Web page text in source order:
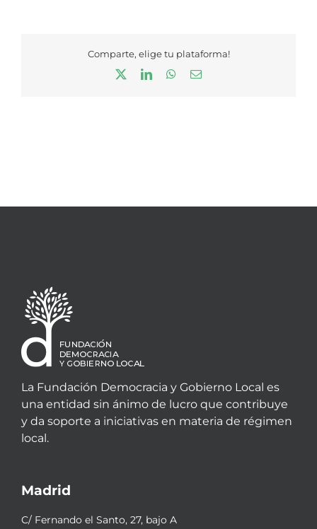
Comparte, elige tu plataforma!
LinkedInWhatsApp
Correo
La Fundación Democracia y Gobierno Local es
una entidad sin ánimo de lucro que contribuye
y da soporte a iniciativas en materia de régimen
local.
Madrid
C/ Fernando el Santo, 27, bajo A